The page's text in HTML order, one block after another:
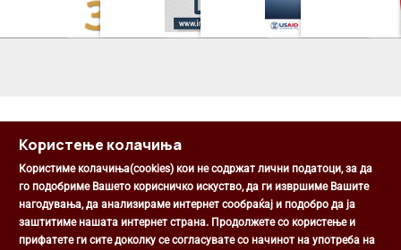
Општина Центар
Михаил Цоков бр. 1, Скопје
Користење колачиња
Користиме колачиња(cookies) кои не содржат лични податоци, за да
го подобриме Вашето корисничко искуство, да ги извршиме Вашите
нагодувања, да анализираме интернет сообраќај и подобро да ја
заштитиме нашата интернет страна. Продолжете со користење и
прифатете ги сите доколку се согласувате со начинот на употреба на